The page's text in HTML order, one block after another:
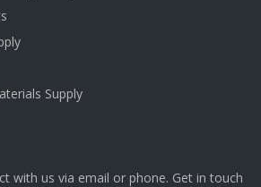
Supply
with us via email or phone. Get in touch